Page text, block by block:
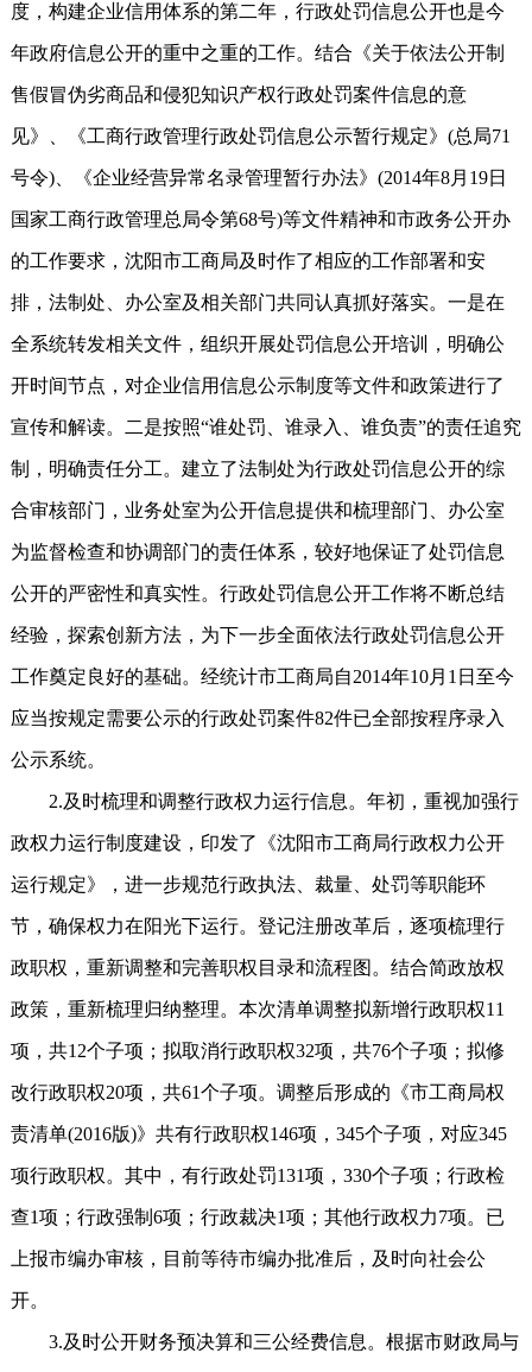
度，构建企业信用体系的第二年，行政处罚信息公开也是今
年政府信息公开的重中之重的工作。结合《关于依法公开制
售假冒伪劣商品和侵犯知识产权行政处罚案件信息的意
见》、《工商行政管理行政处罚信息公示暂行规定》(总局71
号令)、《企业经营异常名录管理暂行办法》(2014年8月19日
国家工商行政管理总局令第68号)等文件精神和市政务公开办
的工作要求，沈阳市工商局及时作了相应的工作部署和安
排，法制处、办公室及相关部门共同认真抓好落实。一是在
全系统转发相关文件，组织开展处罚信息公开培训，明确公
开时间节点，对企业信用信息公示制度等文件和政策进行了
宣传和解读。二是按照“谁处罚、谁录入、谁负责”的责任追究
制，明确责任分工。建立了法制处为行政处罚信息公开的综
合审核部门，业务处室为公开信息提供和梳理部门、办公室
为监督检查和协调部门的责任体系，较好地保证了处罚信息
公开的严密性和真实性。行政处罚信息公开工作将不断总结
经验，探索创新方法，为下一步全面依法行政处罚信息公开
工作奠定良好的基础。经统计市工商局自2014年10月1日至今
应当按规定需要公示的行政处罚案件82件已全部按程序录入
公示系统。
2.及时梳理和调整行政权力运行信息。年初，重视加强行
政权力运行制度建设，印发了《沈阳市工商局行政权力公开
运行规定》，进一步规范行政执法、裁量、处罚等职能环
节，确保权力在阳光下运行。登记注册改革后，逐项梳理行
政职权，重新调整和完善职权目录和流程图。结合简政放权
政策，重新梳理归纳整理。本次清单调整拟新增行政职权11
项，共12个子项；拟取消行政职权32项，共76个子项；拟修
改行政职权20项，共61个子项。调整后形成的《市工商局权
责清单(2016版)》共有行政职权146项，345个子项，对应345
项行政职权。其中，有行政处罚131项，330个子项；行政检
查1项；行政强制6项；行政裁决1项；其他行政权力7项。已
上报市编办审核，目前等待市编办批准后，及时向社会公
开。
3.及时公开财务预决算和三公经费信息。根据市财政局与